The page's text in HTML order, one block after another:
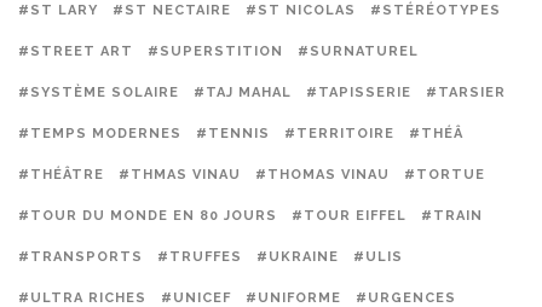
#ST LARY #ST NECTAIRE #ST NICOLAS #STÉRÉOTYPES
#STREET ART #SUPERSTITION #SURNATUREL
#SYSTÈME SOLAIRE #TAJ MAHAL #TAPISSERIE #TARSIER
#TEMPS MODERNES #TENNIS #TERRITOIRE #THÉÂ
#THÉÂTRE #THMAS VINAU #THOMAS VINAU #TORTUE
#TOUR DU MONDE EN 80 JOURS #TOUR EIFFEL #TRAIN
#TRANSPORTS #TRUFFES #UKRAINE #ULIS
#ULTRA RICHES #UNICEF #UNIFORME #URGENCES